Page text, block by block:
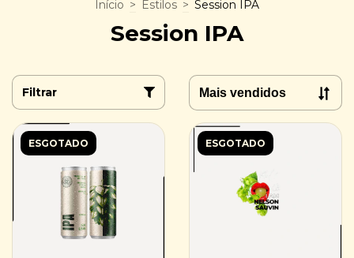
Início > Estilos > Session IPA
Session IPA
Filtrar
ESGOTADO ESGOTADO